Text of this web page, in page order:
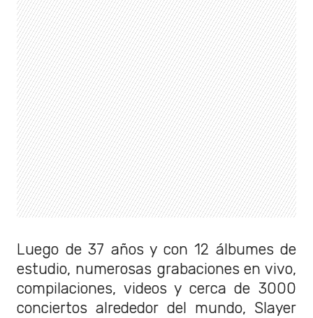
Luego de 37 años y con 12 álbumes de
estudio, numerosas grabaciones en vivo,
compilaciones, videos y cerca de 3000
conciertos alrededor del mundo, Slayer